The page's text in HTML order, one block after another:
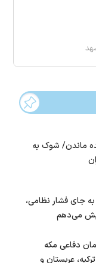
زنده ماندن/ شوک به
به جای فشار نظامی،
می‌دهم
دفاعی مکه
عربستان و